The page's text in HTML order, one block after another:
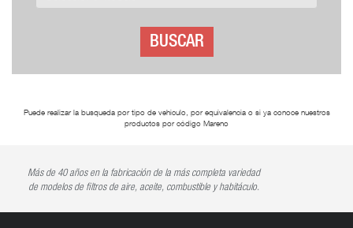
BUSCAR
Puede realizar la busqueda por tipo de vehiculo, por equivalencia o si ya conoce nuestros
productos por código Mareno
Más de 40 años en la fabricación de la más completa variedad
de modelos de filtros de aire, aceite, combustible y habitáculo.